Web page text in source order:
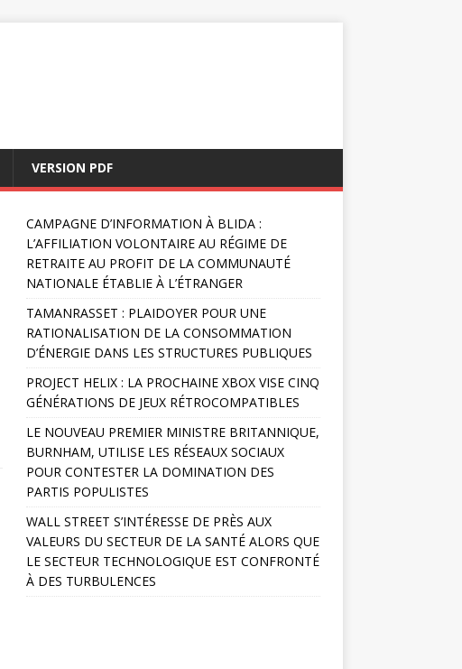
VERSION PDF
CAMPAGNE D’INFORMATION À BLIDA :
L’AFFILIATION VOLONTAIRE AU RÉGIME DE
RETRAITE AU PROFIT DE LA COMMUNAUTÉ
NATIONALE ÉTABLIE À L’ÉTRANGER
TAMANRASSET : PLAIDOYER POUR UNE
RATIONALISATION DE LA CONSOMMATION
D’ÉNERGIE DANS LES STRUCTURES PUBLIQUES
PROJECT HELIX : LA PROCHAINE XBOX VISE CINQ
GÉNÉRATIONS DE JEUX RÉTROCOMPATIBLES
LE NOUVEAU PREMIER MINISTRE BRITANNIQUE,
BURNHAM, UTILISE LES RÉSEAUX SOCIAUX
POUR CONTESTER LA DOMINATION DES
PARTIS POPULISTES
WALL STREET S’INTÉRESSE DE PRÈS AUX
VALEURS DU SECTEUR DE LA SANTÉ ALORS QUE
LE SECTEUR TECHNOLOGIQUE EST CONFRONTÉ
À DES TURBULENCES